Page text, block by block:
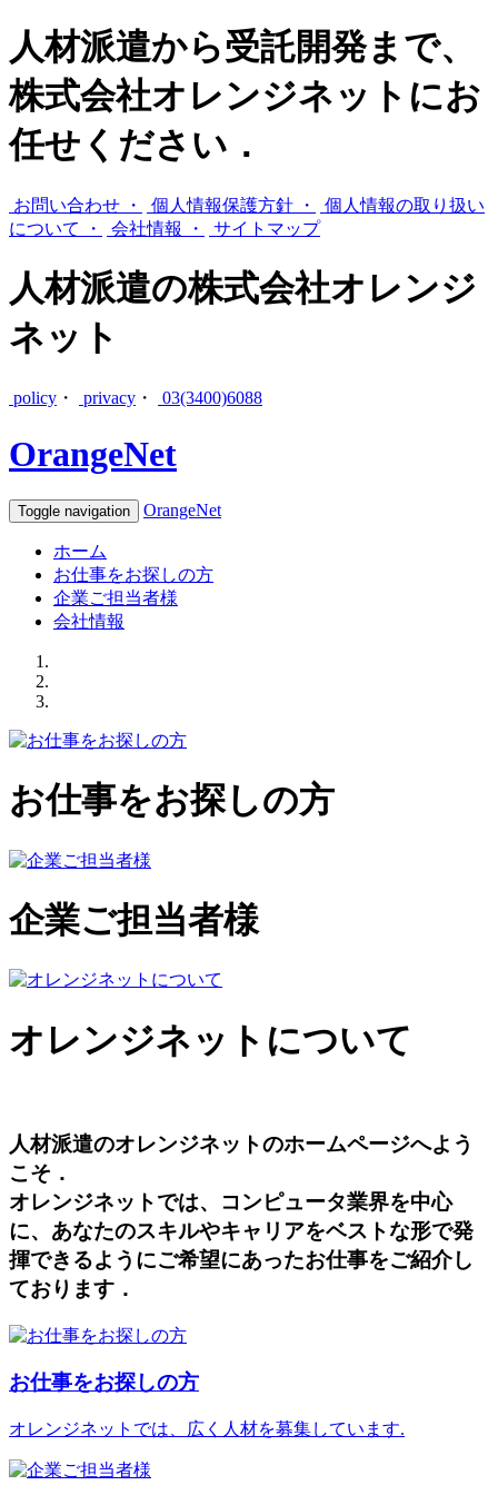
人材派遣から受託開発まで、
株式会社オレンジネットにお
任せください．
お問い合わせ ・ 個人情報保護方針 ・
個人情報の取り扱い
について ・
会社情報 ・ サイトマップ
人材派遣の株式会社オレンジ
ネット
policy ・ privacy ・ 03(3400)6088
OrangeNet
Toggle navigation OrangeNet
ホーム
お仕事をお探しの方
企業ご担当者様
会社情報
お仕事をお探しの方
企業ご担当者様
オレンジネットについて
人材派遣のオレンジネットのホームページへよう
こそ．
オレンジネットでは、コンピュータ業界を中心
に、あなたのスキルやキャリアをベストな形で発
揮できるようにご希望にあったお仕事をご紹介し
ております．
お仕事をお探しの方
オレンジネットでは、広く人材を募集しています.